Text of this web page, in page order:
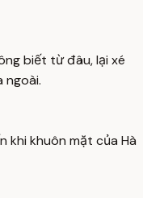
biết từ đâu, lại xé
ngoài.
khi khuôn mặt của Hà